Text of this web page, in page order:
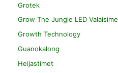
Grotek
Grow The Jungle LED
Growth Technology
Guanokalong
Heijastimet